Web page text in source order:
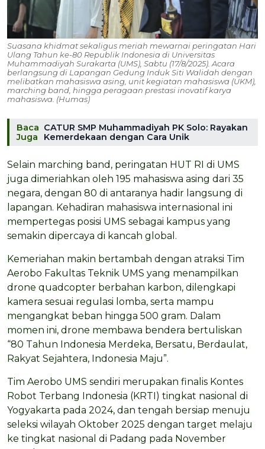
Suasana khidmat sekaligus meriah mewarnai peringatan Hari
Ulang Tahun ke-80 Republik Indonesia di Universitas
Muhammadiyah Surakarta (UMS), Sabtu (17/8/2025). Acara
berlangsung di Lapangan Gedung Induk Siti Walidah dengan
melibatkan mahasiswa asing, unit kegiatan mahasiswa (UKM),
marching band, hingga peragaan prestasi inovatif karya
mahasiswa. (Humas)
Baca
Juga
CATUR SMP Muhammadiyah PK Solo: Rayakan
Kemerdekaan dengan Cara Unik
Selain marching band, peringatan HUT RI di UMS
juga dimeriahkan oleh 195 mahasiswa asing dari 35
negara, dengan 80 di antaranya hadir langsung di
lapangan. Kehadiran mahasiswa internasional ini
mempertegas posisi UMS sebagai kampus yang
semakin dipercaya di kancah global.
Kemeriahan makin bertambah dengan atraksi Tim
Aerobo Fakultas Teknik UMS yang menampilkan
drone quadcopter berbahan karbon, dilengkapi
kamera sesuai regulasi lomba, serta mampu
mengangkat beban hingga 500 gram. Dalam
momen ini, drone membawa bendera bertuliskan
“80 Tahun Indonesia Merdeka, Bersatu, Berdaulat,
Rakyat Sejahtera, Indonesia Maju”.
Tim Aerobo UMS sendiri merupakan finalis Kontes
Robot Terbang Indonesia (KRTI) tingkat nasional di
Yogyakarta pada 2024, dan tengah bersiap menuju
seleksi wilayah Oktober 2025 dengan target melaju
ke tingkat nasional di Padang pada November